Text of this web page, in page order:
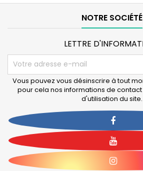
9cm
NOTRE SOCIÉTÉ
LETTRE
Vous pouvez vous désinscrire à tout
pour cela nos informations de
d'utilisation du site.